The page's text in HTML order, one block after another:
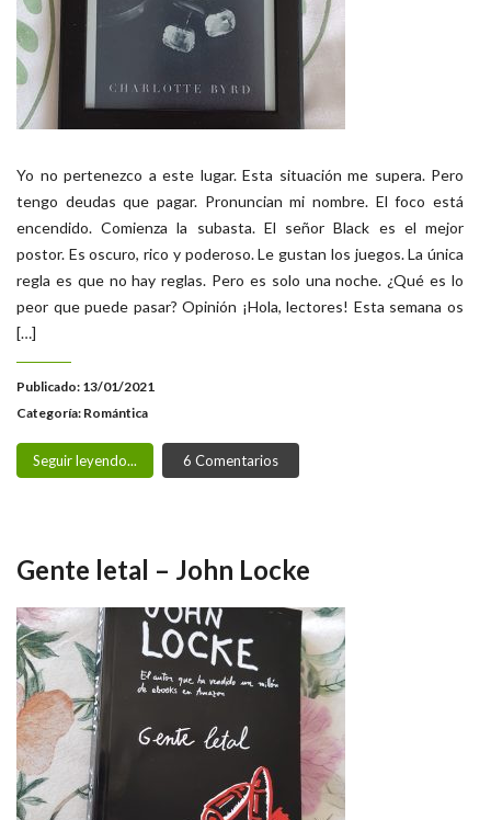
Yo no pertenezco a este lugar. Esta situación me supera. Pero
tengo deudas que pagar. Pronuncian mi nombre. El foco está
encendido. Comienza la subasta. El señor Black es el mejor
postor. Es oscuro, rico y poderoso. Le gustan los juegos. La única
regla es que no hay reglas. Pero es solo una noche. ¿Qué es lo
peor que puede pasar? Opinión ¡Hola, lectores! Esta semana os
[…]
Publicado: 13/01/2021
Categoría: Romántica
Seguir leyendo... 6 Comentarios
Gente letal – John Locke